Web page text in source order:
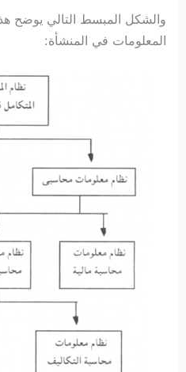
والشكل المبسط التالي يوضح
المعلومات في المنشأة: